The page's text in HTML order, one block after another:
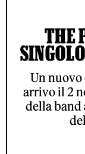
THE
Un
arrivo il 2
della band